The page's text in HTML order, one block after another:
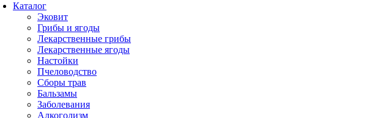
Каталог
Эковит
Грибы и ягоды
Лекарственные грибы
Лекарственные ягоды
Настойки
Пчеловодство
Сборы трав
Бальзамы
Заболевания
Алкоголизм